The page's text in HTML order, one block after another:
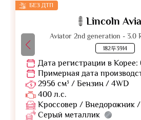
БЕЗ ДТП
Lincoln
Aviator 2nd generation - 3.0
182두3914
Дата регистрации в Корее:
Примерная дата
2956 см³ / Бензин / 4WD
400 л.с.
Кроссовер / Внедорожник
Серый металлик